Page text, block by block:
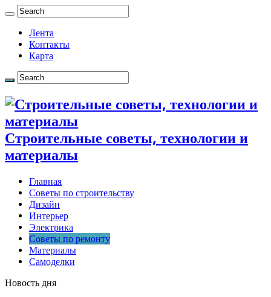
Лента
Контакты
Карта
Строительные советы, технологии и
материалы
Главная
Советы по строительству
Дизайн
Интерьер
Электрика
Советы по ремонту
Материалы
Самоделки
Новость дня